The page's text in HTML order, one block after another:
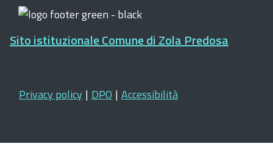
Sito istituzionale Comune di Zola Predosa
Privacy policy | DPO | Accessibilità